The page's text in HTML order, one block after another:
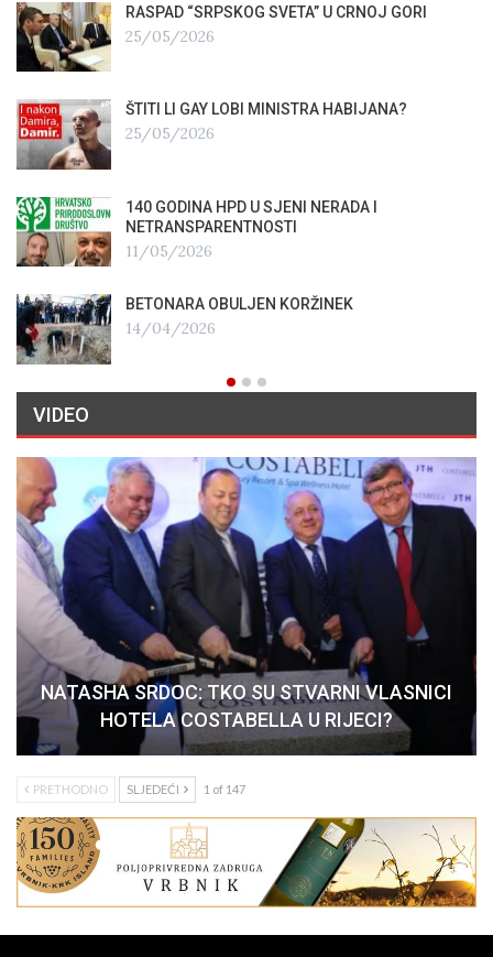
RASPAD “SRPSKOG SVETA” U CRNOJ GORI
25/05/2026
ŠTITI LI GAY LOBI MINISTRA HABIJANA?
25/05/2026
140 GODINA HPD U SJENI NERADA I
NETRANSPARENTNOSTI
11/05/2026
BETONARA OBULJEN KORŽINEK
14/04/2026
VIDEO
NATASHA SRDOC: TKO SU STVARNI VLASNICI
HOTELA COSTABELLA U RIJECI?
PRETHODNO SLJEDEĆI 1 of 147